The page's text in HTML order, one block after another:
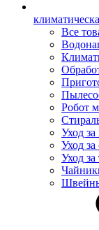
Все
Робот
Уход
Уход
Уход за